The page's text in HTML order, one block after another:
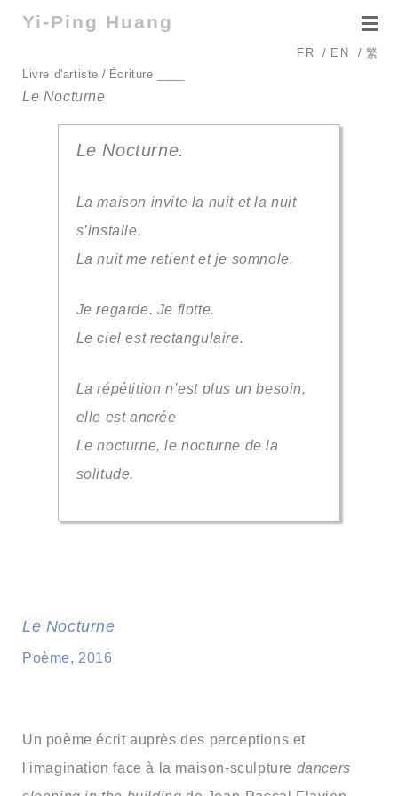
FR / EN / 繁
Yi-Ping Huang
Livre d'artiste / Écriture ____
Le Nocturne
Le Nocturne.
La maison invite la nuit et la nuit
s’installe.
La nuit me retient et je somnole.
Je regarde. Je flotte.
Le ciel est rectangulaire.
La répétition n’est plus un besoin,
elle est ancrée
Le nocturne, le nocturne de la
solitude.
Le Nocturne
Poème, 2016
Un poème écrit auprès des perceptions et
l'imagination face à la maison-sculpture dancers